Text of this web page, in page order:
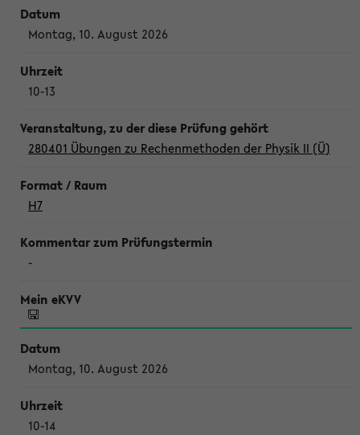
Montag, 10. August 2026
10-13
280401 Übungen zu Rechenmethoden der Physik II (Ü)
H7
-
Montag, 10. August 2026
10-14